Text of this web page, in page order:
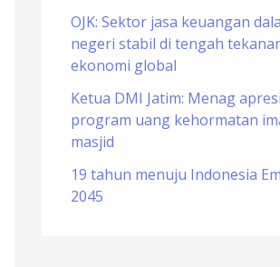
OJK: Sektor jasa keuangan
negeri stabil di tengah
ekonomi global
Ketua DMI Jatim: Menag
program uang kehormatan
masjid
19 tahun menuju Indonesia
2045